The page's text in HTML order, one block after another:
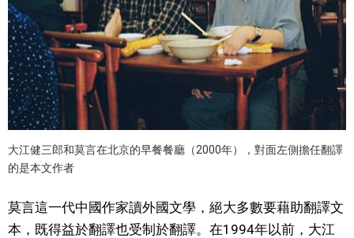
大江健三郎和莫言在北京的早餐餐廳（2000年），對面左側擔任翻譯
的是本文作者
莫言這一代中國作家讀外國文學，絕大多數要藉助翻譯文
本，既得益於翻譯也受制於翻譯。在1994年以前，大江